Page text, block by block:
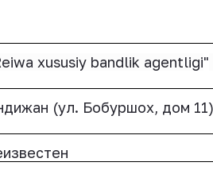
xususiy bandlik agentligi"
(ул. Бобуршох, дом 11)